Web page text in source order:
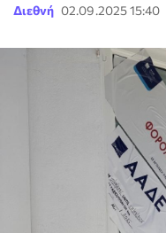
Διεθνή 02.09.2025 15:40